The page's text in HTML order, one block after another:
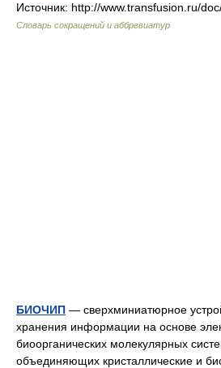
Источник: http://www.transfusion.ru/
Словарь сокращений и аббревиатур
БИОЧИП — сверхминиатюрное
хранения информации на основе
биоорганических молекулярных
объединяющих кристаллические и